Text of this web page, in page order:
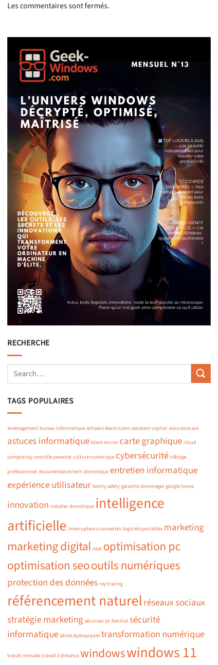
Les commentaires sont fermés.
RECHERCHE
TAGS POPULAIRES
aménagement bureau informatique artisans électriciens assistant copilot assurance axa
astuces informatique black mirror carte graphique cloud
computing contrôle parental culture numérique cybersécurité câblage
professionnel documentaires tech domotique entretien informatique
expérience utilisateur family safety garantie dommages google home
innovation installer domotique intelligence
artificielle interrupteurs connectés logiciels portables marketing
marketing digital nest optimisation pc
optimisation seooutils numériques
protection des données ray tracing
référencement naturelréseaux sociaux
stratégie marketing sécuriser pc familial sécurité
informatique séries dystopiques transformation numérique
travail nomade travail à distance windowswindows 11